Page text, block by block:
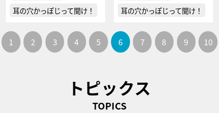
耳の穴かっぽじって聞け！
耳の穴かっぽじって聞け！
1 2 3 4 5 6 7 8 9 10
トピックス
TOPICS